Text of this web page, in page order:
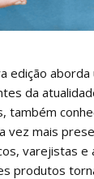
edição aborda
da
também
vez mais
varejistas e
produtos